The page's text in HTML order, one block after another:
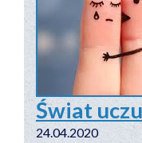
Świat
24.04.2020